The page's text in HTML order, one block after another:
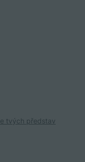
tvých představ